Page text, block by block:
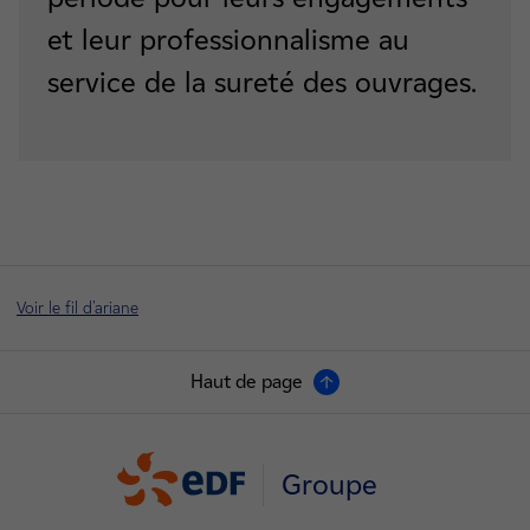
et leur professionnalisme au
service de la sureté des ouvrages.
Voir le fil d'ariane
Haut de page
Groupe